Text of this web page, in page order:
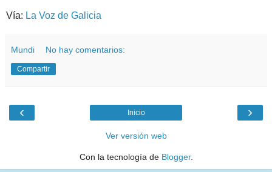
Vía: La Voz de Galicia
Mundi No hay comentarios:
Compartir
‹ ›
Inicio
Ver versión web
Con la tecnología de Blogger.